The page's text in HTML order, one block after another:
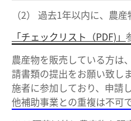
（2） 過去1年以内に、農
「チェックリスト（PDF)」
農産物を販売している方は
請書類の提出をお願い致し
施者に参加しており、申請
他補助事業との重複は不可で